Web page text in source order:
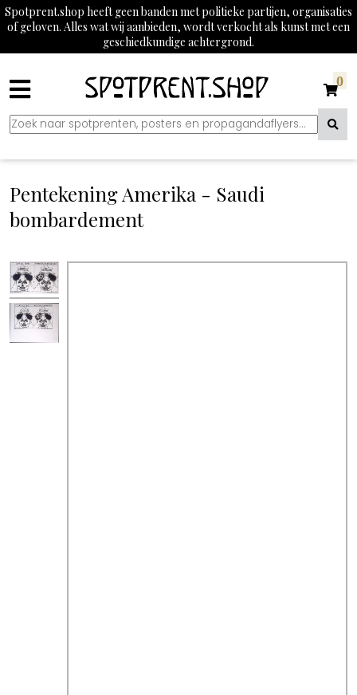
Spotprent.shop heeft geen banden met politieke partijen, organisaties
of geloven. Alles wat wij aanbieden, wordt verkocht als kunst met een
geschiedkundige achtergrond.
0
Pentekening Amerika - Saudi
bombardement